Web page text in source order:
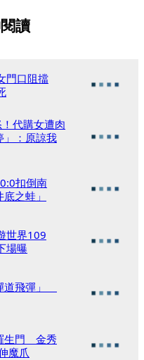
讀
門口阻擋
代購女遭肉
：原諒我
扣倒南
之蛙」
世界109
場曝
道飛彈」
生門 金秀
魔爪